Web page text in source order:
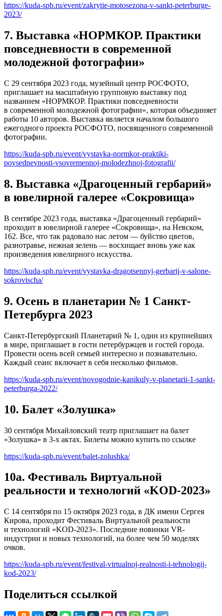
https://kuda-spb.ru/event/zakrytie-motosezona-v-sankt-peterburge-
2023/
7. Выставка «НОРМКОР. Практики
повседневности в современной
молодежной фотографии»
С 29 сентября 2023 года, музейный центр РОСФОТО,
приглашает на масштабную групповую выставку под
названием «НОРМКОР. Практики повседневности
в современной молодежной фотографии», которая объединяет
работы 10 авторов. Выставка является началом большого
ежегодного проекта РОСФОТО, посвященного современной
фотографии.
https://kuda-spb.ru/event/vystavka-normkor-praktiki-
povsednevnosti-vsovremennoj-molodezhnoj-fotografii/
8. Выставка «Драгоценный гербарий»
в ювелирной галерее «Сокровища»
В сентябре 2023 года, выставка «Драгоценный гербарий»
проходит в ювелирной галерее «Сокровища», на Невском,
162. Все, что так радовало нас летом — буйство цветов,
разнотравье, нежная зелень — восхищает вновь уже как
произведения ювелирного искусства.
https://kuda-spb.ru/event/vystavka-dragotsennyj-gerbarij-v-salone-
sokrovischa/
9. Осень в планетарии № 1 Санкт-
Петербурга 2023
Санкт-Петербургский Планетарий № 1, один из крупнейших
в мире, приглашает в гости петербуржцев и гостей города.
Провести осень всей семьей интересно и познавательно.
Каждый сеанс включает в себя несколько фильмов.
https://kuda-spb.ru/event/novogodnie-kanikuly-v-planetarii-1-sankt-
peterburga-2022/
10. Балет «Золушка»
30 сентября Михайловский театр приглашает на балет
«Золушка» в 3-х актах. Билеты можно купить по ссылке
https://kuda-spb.ru/event/balet-zolushka/
10а. Фестиваль Виртуальной
реальности и технологий «KOD-2023»
С 14 сентября по 15 октября 2023 года, в ДК имени Сергея
Кирова, проходит Фестиваль Виртуальной реальности
и технологий «KOD-2023». Последние новинки VR-
индустрии и новых технологий, на более чем 50 моделях
очков.
https://kuda-spb.ru/event/festival-virtualnoj-realnosti-i-tehnologij-
kod-2023/
Поделиться ссылкой